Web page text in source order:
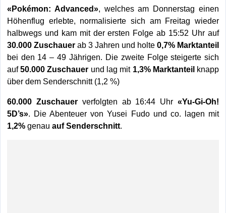
«Pokémon: Advanced», welches am Donnerstag einen
Höhenflug erlebte, normalisierte sich am Freitag wieder
halbwegs und kam mit der ersten Folge ab 15:52 Uhr auf
30.000 Zuschauerab 3 Jahren und holte0,7% Marktanteil
bei den 14 – 49 Jährigen. Die zweite Folge steigerte sich
auf50.000 Zuschauer und lag mit 1,3% Marktanteilknapp
über dem Senderschnitt (1,2 %)
60.000 Zuschauerverfolgten ab 16:44 Uhr«Yu-Gi-Oh!
5D’s». Die Abenteuer von Yusei Fudo und co. lagen mit
1,2%genau auf Senderschnitt.